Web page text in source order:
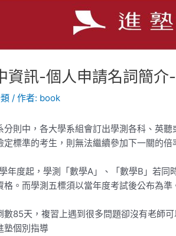
資訊-個人申請名詞簡介
/ 作者: book
分則中，各大學系組會訂出學測各科、英
定標準的考生，則無法繼續參加下一關的倍
學年度起，學測「數學A」、「數學B」若
格。而學測五標須以當年度考試後公布為準
數85天，複習上遇到很多問題卻沒有老師
塾個別指導